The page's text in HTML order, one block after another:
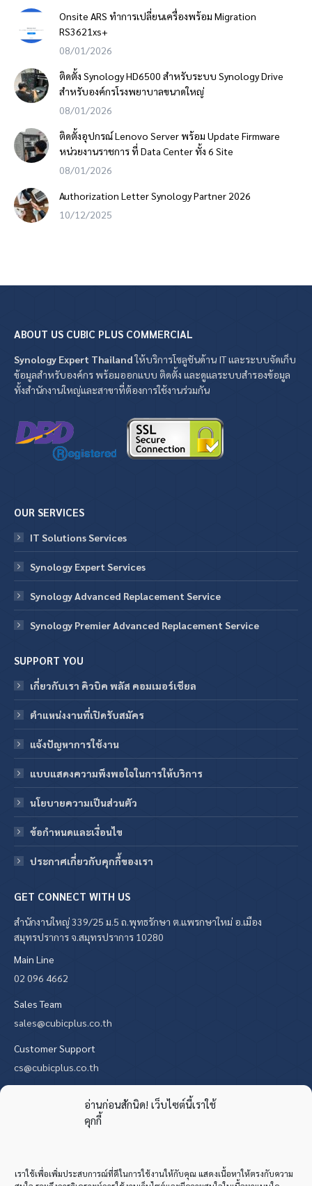
อ่านก่อนสักนิด! เว็บไซต์นี้เราใช้
คุกกี้
เราใช้เพื่อเพิ่มประสบการณ์ที่ดีในการใช้งานให้กับคุณ แสดงเนื้อหาให้ตรงกับความ
Onsite ARS ทำการเปลี่ยนเครื่องพร้อม Migration
RS3621xs+
08/01/2026
ติดตั้ง Synology HD6500 สำหรับระบบ Synology Drive
สำหรับองค์กรโรงพยาบาลขนาดใหญ่
08/01/2026
ติดตั้งอุปกรณ์ Lenovo Server พร้อม Update Firmware
หน่วยงานราชการ ที่ Data Center ทั้ง 6 Site
08/01/2026
Authorization Letter Synology Partner 2026
10/12/2025
ABOUT US CUBIC PLUS COMMERCIAL
Synology Expert Thailandให้บริการโซลูชันด้าน IT และระบบจัดเก็บ
ข้อมูลสำหรับองค์กร พร้อมออกแบบ ติดตั้ง และดูแลระบบสำรองข้อมูล
ทั้งสำนักงานใหญ่และสาขาที่ต้องการใช้งานร่วมกัน
OUR SERVICES
IT Solutions Services
Synology Expert Services
Synology Advanced Replacement Service
Synology Premier Advanced Replacement Service
SUPPORT YOU
เกี่ยวกับเรา คิวบิค พลัส คอมเมอร์เชียล
ตำแหน่งงานที่เปิดรับสมัคร
แจ้งปัญหาการใช้งาน
แบบแสดงความพึงพอใจในการให้บริการ
นโยบายความเป็นส่วนตัว
ข้อกําหนดและเงื่อนไข
ประกาศเกี่ยวกับคุกกี้ของเรา
GET CONNECT WITH US
สำนักงานใหญ่ 339/25 ม.5 ถ.พุทธรักษา ต.แพรกษาใหม่ อ.เมือง
สมุทรปราการ จ.สมุทรปราการ 10280
Main Line
02 096 4662
Sales Team
sales@cubicplus.co.th
Customer Support
cs@cubicplus.co.th
new new
page
new
Website
page
new